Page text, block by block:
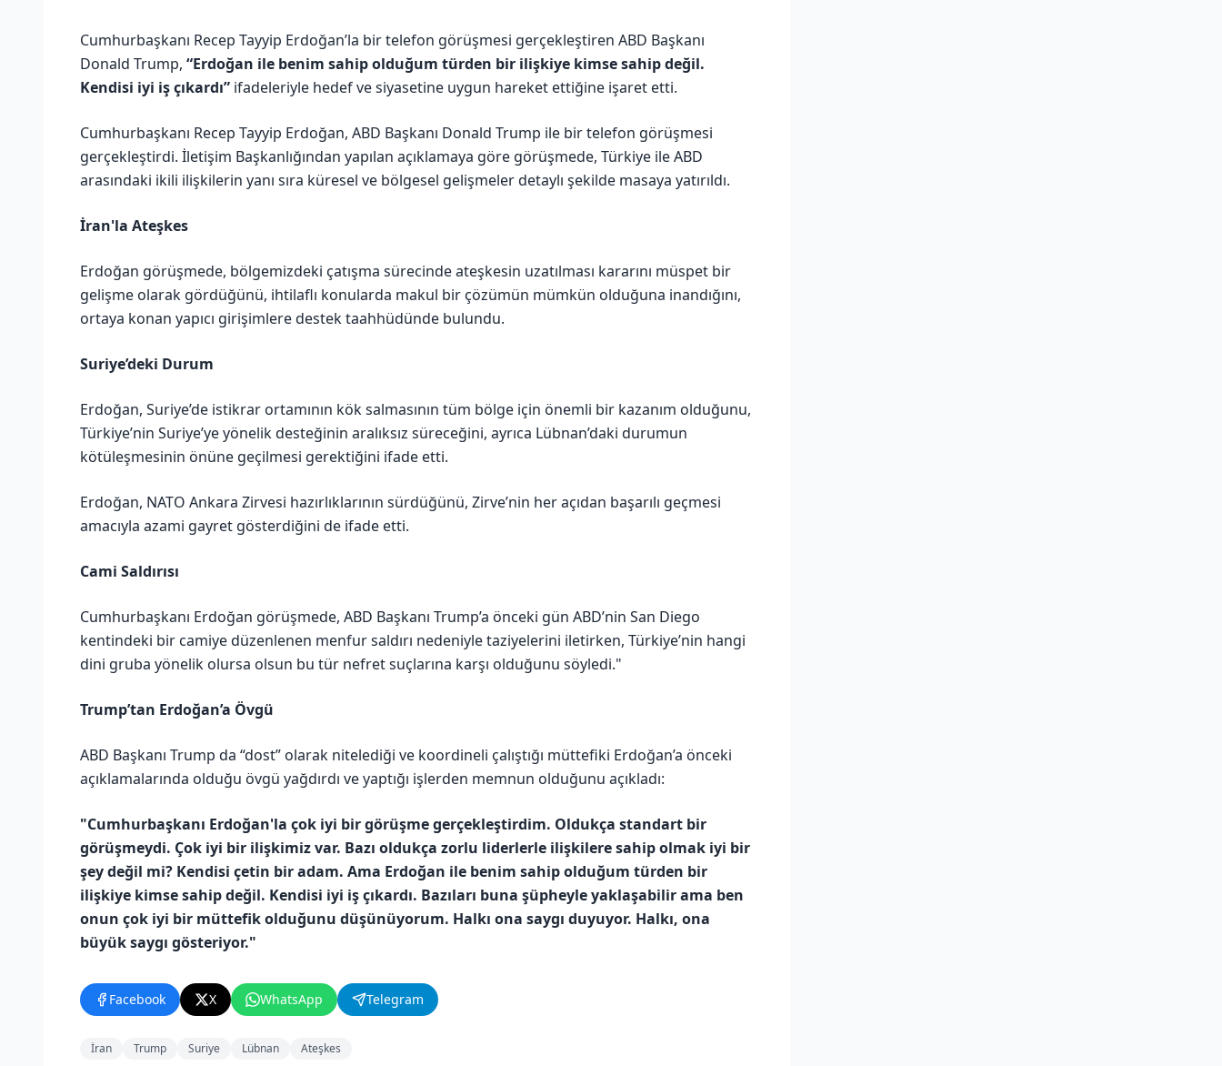
Cumhurbaşkanı Recep Tayyip Erdoğan’la bir telefon görüşmesi gerçekleştiren ABD Başkanı
Donald Trump, “Erdoğan ile benim sahip olduğum türden bir ilişkiye kimse sahip değil.
Kendisi iyi iş çıkardı” ifadeleriyle hedef ve siyasetine uygun hareket ettiğine işaret etti.
Cumhurbaşkanı Recep Tayyip Erdoğan, ABD Başkanı Donald Trump ile bir telefon görüşmesi
gerçekleştirdi. İletişim Başkanlığından yapılan açıklamaya göre görüşmede, Türkiye ile ABD
arasındaki ikili ilişkilerin yanı sıra küresel ve bölgesel gelişmeler detaylı şekilde masaya yatırıldı.
İran'la Ateşkes
Erdoğan görüşmede, bölgemizdeki çatışma sürecinde ateşkesin uzatılması kararını müspet bir
gelişme olarak gördüğünü, ihtilaflı konularda makul bir çözümün mümkün olduğuna inandığını,
ortaya konan yapıcı girişimlere destek taahhüdünde bulundu.
Suriye’deki Durum
Erdoğan, Suriye’de istikrar ortamının kök salmasının tüm bölge için önemli bir kazanım olduğunu,
Türkiye’nin Suriye’ye yönelik desteğinin aralıksız süreceğini, ayrıca Lübnan’daki durumun
kötüleşmesinin önüne geçilmesi gerektiğini ifade etti.
Erdoğan, NATO Ankara Zirvesi hazırlıklarının sürdüğünü, Zirve’nin her açıdan başarılı geçmesi
amacıyla azami gayret gösterdiğini de ifade etti.
Cami Saldırısı
Cumhurbaşkanı Erdoğan görüşmede, ABD Başkanı Trump’a önceki gün ABD’nin San Diego
kentindeki bir camiye düzenlenen menfur saldırı nedeniyle taziyelerini iletirken, Türkiye’nin hangi
dini gruba yönelik olursa olsun bu tür nefret suçlarına karşı olduğunu söyledi."
Trump’tan Erdoğan’a Övgü
ABD Başkanı Trump da “dost” olarak nitelediği ve koordineli çalıştığı müttefiki Erdoğan’a önceki
açıklamalarında olduğu övgü yağdırdı ve yaptığı işlerden memnun olduğunu açıkladı:
"Cumhurbaşkanı Erdoğan'la çok iyi bir görüşme gerçekleştirdim. Oldukça standart bir
görüşmeydi. Çok iyi bir ilişkimiz var. Bazı oldukça zorlu liderlerle ilişkilere sahip olmak iyi bir
şey değil mi? Kendisi çetin bir adam. Ama Erdoğan ile benim sahip olduğum türden bir
ilişkiye kimse sahip değil. Kendisi iyi iş çıkardı. Bazıları buna şüpheyle yaklaşabilir ama ben
onun çok iyi bir müttefik olduğunu düşünüyorum. Halkı ona saygı duyuyor. Halkı, ona
büyük saygı gösteriyor."
Facebook X WhatsApp Telegram
İran Trump Suriye Lübnan Ateşkes